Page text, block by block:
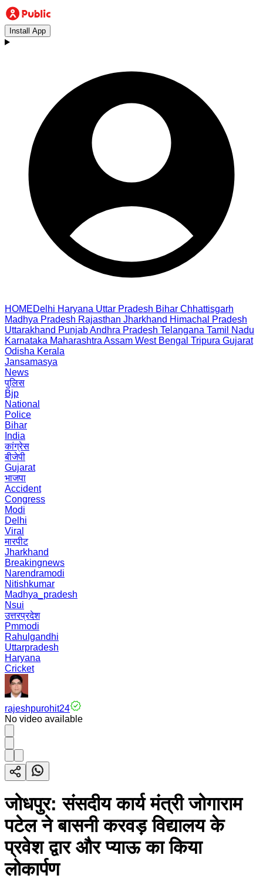
Install App
HOMEDelhi Haryana Uttar Pradesh Bihar Chhattisgarh
Madhya Pradesh Rajasthan Jharkhand Himachal Pradesh
Uttarakhand PunjabAndhra Pradesh Telangana Tamil Nadu
Karnataka Maharashtra Assam West Bengal Tripura Gujarat
Odisha Kerala
Jansamasya
News
पुलिस
Bjp
National
Police
Bihar
India
कांग्रेस
बीजेपी
Gujarat
भाजपा
Accident
Congress
Modi
Delhi
Viral
मारपीट
Jharkhand
Breakingnews
Narendramodi
Nitishkumar
Madhya_pradesh
Nsui
उत्तरप्रदेश
Pmmodi
Rahulgandhi
Uttarpradesh
Haryana
Cricket
rajeshpurohit24
No video available
जोधपुर: संसदीय कार्य मंत्री जोगाराम
पटेल ने बासनी करवड़ विद्यालय के
प्रवेश द्वार और प्याऊ का किया
लोकार्पण